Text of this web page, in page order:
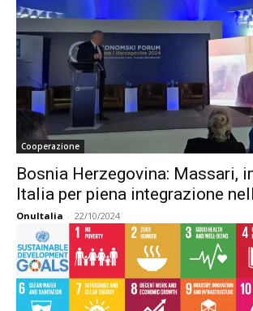
Cooperazione
Bosnia Herzegovina: Massari,
Italia per piena integrazione
OnuItalia - 22/10/2024